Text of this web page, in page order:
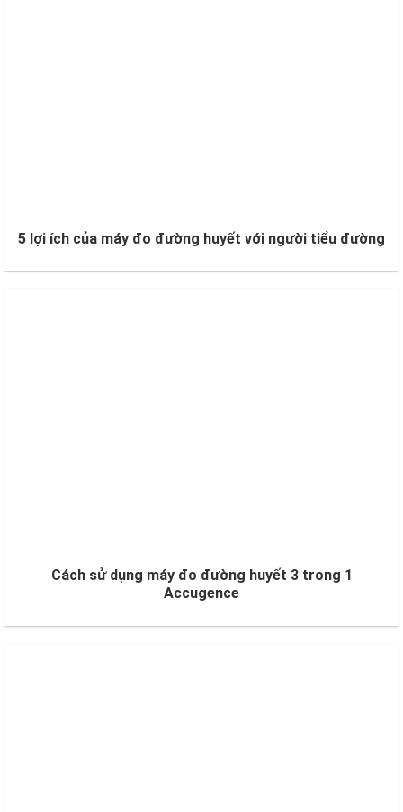
5 lợi ích của máy đo đường huyết với người tiểu đường
Cách sử dụng máy đo đường huyết 3 trong 1
Accugence